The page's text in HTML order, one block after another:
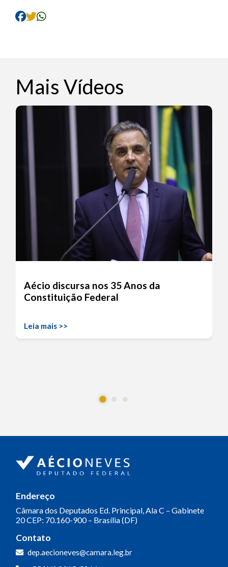
Mais Vídeos
Aécio discursa nos 35 Anos da
Constituição Federal
Leia mais >>
Endereço
Câmara dos Deputados Ed. Principal, Ala C – Gabinete
20CEP: 70.160-900 – Brasília (DF)
Contato
dep.aecioneves@camara.leg.br